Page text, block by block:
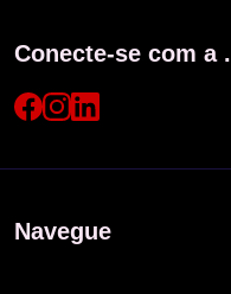
Conecte-se com a
Navegue